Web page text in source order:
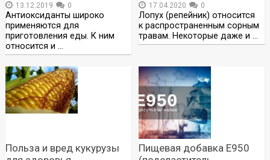
13.12.2019 0
Антиоксиданты широко
применяются для
приготовления еды. К ним
относится и …
17.04.2020 0
Лопух (репейник) относится
к распространенным сорным
травам. Некоторые даже и …
Польза и вред кукурузы
Пищевая добавка Е950